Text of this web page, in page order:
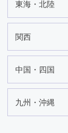
東海・北陸
関西
中国・四国
九州・沖縄